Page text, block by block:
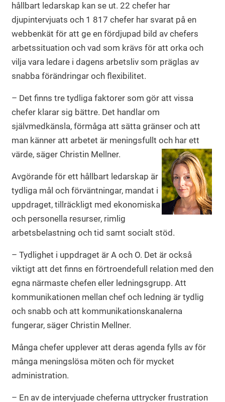
hållbart ledarskap kan se ut. 22 chefer har
djupintervjuats och 1 817 chefer har svarat på en
webbenkät för att ge en fördjupad bild av chefers
arbetssituation och vad som krävs för att orka och
vilja vara ledare i dagens arbetsliv som präglas av
snabba förändringar och flexibilitet.
– Det finns tre tydliga faktorer som gör att vissa
chefer klarar sig bättre. Det handlar om
självmedkänsla, förmåga att sätta gränser och att
man känner att arbetet är meningsfullt och har ett
värde, säger Christin Mellner.
Avgörande för ett hållbart ledarskap är
tydliga mål och förväntningar, mandat i
uppdraget, tillräckligt med ekonomiska
och personella resurser, rimlig
arbetsbelastning och tid samt socialt stöd.
– Tydlighet i uppdraget är A och O. Det är också
viktigt att det finns en förtroendefull relation med den
egna närmaste chefen eller ledningsgrupp. Att
kommunikationen mellan chef och ledning är tydlig
och snabb och att kommunikationskanalerna
fungerar, säger Christin Mellner.
Många chefer upplever att deras agenda fylls av för
många meningslösa möten och för mycket
administration.
– En av de intervjuade cheferna uttrycker frustration